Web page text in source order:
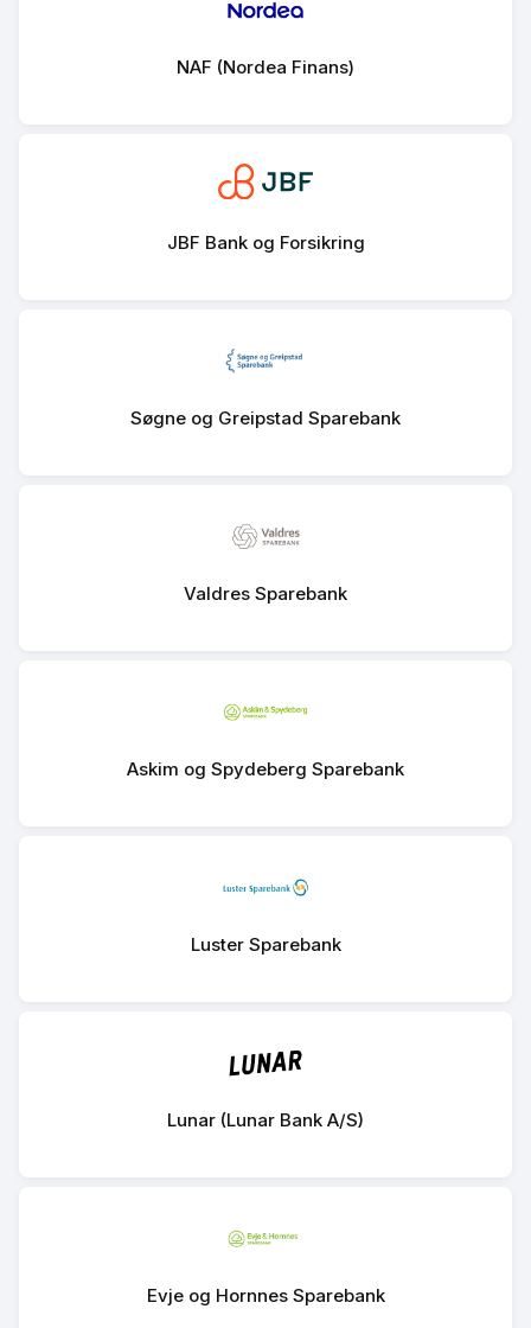
NAF (Nordea Finans)
JBF Bank og Forsikring
Søgne og Greipstad Sparebank
Valdres Sparebank
Askim og Spydeberg Sparebank
Luster Sparebank
Lunar (Lunar Bank A/S)
Evje og Hornnes Sparebank